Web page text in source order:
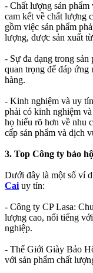
- Chất lượng sản
cam kết về chất lượng
gồm việc sản phẩm
lượng, được sản xuất
- Sự đa dạng trong
quan trọng để đáp ứng
hàng.
- Kinh nghiệm và uy
phải có kinh nghiệm
họ hiểu rõ hơn về nhu
cấp sản phẩm và dịch
3. Top Công ty bảo
Dưới đây là một số ví
Cai uy tín:
- Công ty CP Lasa:
lượng cao, nổi tiếng
nghiệp.
- Thế Giới Giày Bảo
với sản phẩm chất